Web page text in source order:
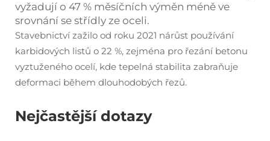
vyžadují o 47 % měsíčních výměn méně ve
srovnání se střídly ze oceli.
Stavebnictví zažilo od roku 2021 nárůst používání
karbidových listů o 22 %, zejména pro řezání betonu
vyztuženého ocelí, kde tepelná stabilita zabraňuje
deformaci během dlouhodobých řezů.
Nejčastější dotazy